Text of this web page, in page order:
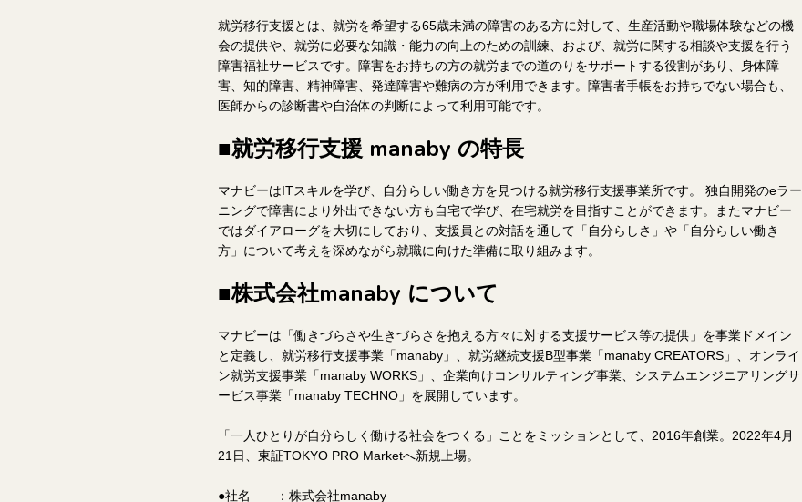
就労移行支援とは、就労を希望する65歳未満の障害のある方に対して、生産活動や職場体験などの機
会の提供や、就労に必要な知識・能力の向上のための訓練、および、就労に関する相談や支援を行う
障害福祉サービスです。障害をお持ちの方の就労までの道のりをサポートする役割があり、身体障
害、知的障害、精神障害、発達障害や難病の方が利用できます。障害者手帳をお持ちでない場合も、
医師からの診断書や自治体の判断によって利用可能です。
■就労移行支援 manaby の特長
マナビーはITスキルを学び、自分らしい働き方を見つける就労移行支援事業所です。 独自開発のeラー
ニングで障害により外出できない方も自宅で学び、在宅就労を目指すことができます。またマナビー
ではダイアローグを大切にしており、支援員との対話を通して「自分らしさ」や「自分らしい働き
方」について考えを深めながら就職に向けた準備に取り組みます。
■株式会社manaby について
マナビーは「働きづらさや生きづらさを抱える方々に対する支援サービス等の提供」を事業ドメイン
と定義し、就労移行支援事業「manaby」、就労継続支援B型事業「manaby CREATORS」、オンライ
ン就労支援事業「manaby WORKS」、企業向けコンサルティング事業、システムエンジニアリングサ
ービス事業「manaby TECHNO」を展開しています。
「一人ひとりが自分らしく働ける社会をつくる」ことをミッションとして、2016年創業。2022年4月
21日、東証TOKYO PRO Marketへ新規上場。
●社名 ：株式会社manaby